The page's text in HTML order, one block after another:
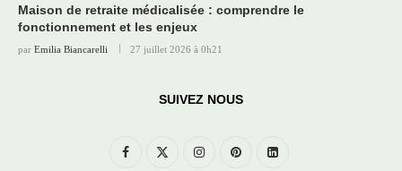
Maison de retraite médicalisée : comprendre le
fonctionnement et les enjeux
par Emilia Biancarelli 27 juillet 2026 à 0h21
SUIVEZ NOUS